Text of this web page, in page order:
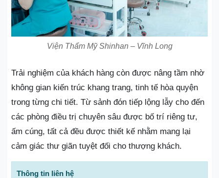
Viện Thẩm Mỹ Shinhan – Vĩnh Long
Trải nghiệm của khách hàng còn được nâng tầm nhờ
không gian kiến trúc khang trang, tinh tế hòa quyện
trong từng chi tiết. Từ sảnh đón tiếp lộng lẫy cho đến
các phòng điều trị chuyên sâu được bố trí riêng tư,
ấm cúng, tất cả đều được thiết kế nhằm mang lại
cảm giác thư giãn tuyệt đối cho thượng khách.
Thông tin liên hệ